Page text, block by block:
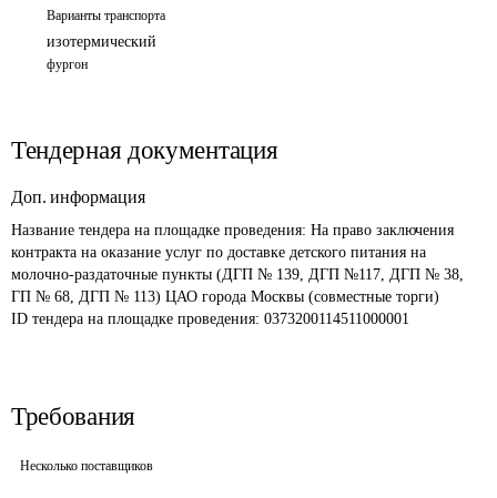
Варианты транспорта
изотермический
фургон
Тендерная документация
Доп. информация
Название тендера на площадке проведения: На право заключения
контракта на оказание услуг по доставке детского питания на
молочно-раздаточные пункты (ДГП № 139, ДГП №117, ДГП № 38,
ГП № 68, ДГП № 113) ЦАО города Москвы (совместные торги)
ID тендера на площадке проведения: 0373200114511000001
Требования
Несколько поставщиков